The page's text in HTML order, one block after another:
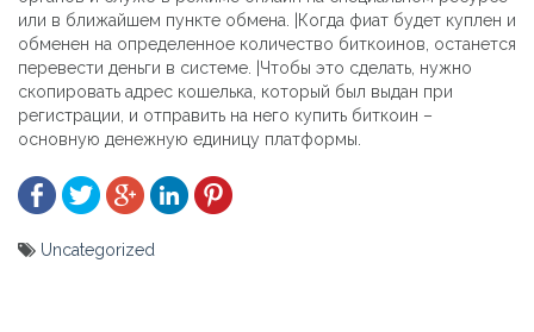
или в ближайшем пункте обмена. |Когда фиат будет куплен и
обменен на определенное количество биткоинов, останется
перевести деньги в системе. |Чтобы это сделать, нужно
скопировать адрес кошелька, который был выдан при
регистрации, и отправить на него купить биткоин –
основную денежную единицу платформы.
Uncategorized